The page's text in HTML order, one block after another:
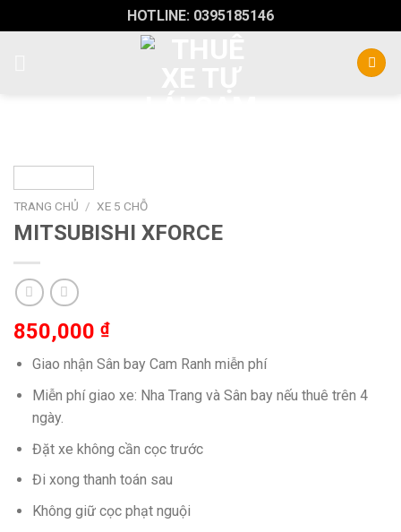
to
HOTLINE: 0395185146
TRANG CHỦ / XE 5 CHỖ
MITSUBISHI XFORCE
850,000 ₫
Giao nhận Sân bay Cam Ranh miễn phí
Miễn phí giao xe: Nha Trang và Sân bay nếu thuê trên 4
ngày.
Đặt xe không cần cọc trước
Đi xong thanh toán sau
Không giữ cọc phạt nguội